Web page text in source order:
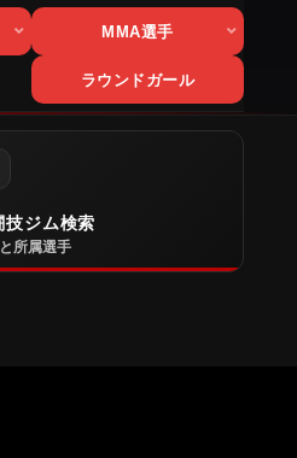
MMA選手
ラウンドガール
技ジム検索
所属選手